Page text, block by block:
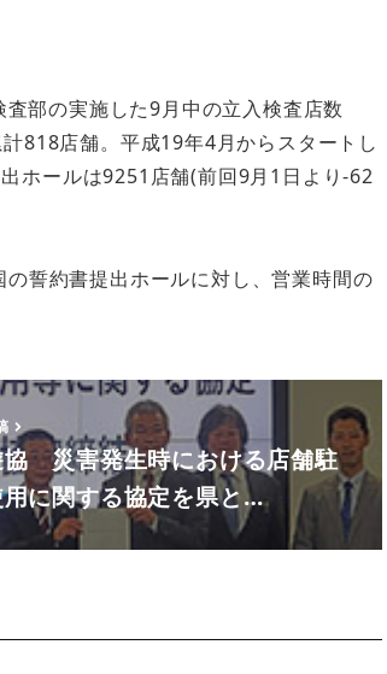
部の実施した9月中の立入検査店数
818店舗。平成19年4月からスタートし
ホールは9251店舗(前回9月1日より-62
誓約書提出ホールに対し、営業時間の
協 災害発生時における店舗駐
に関する協定を県と…